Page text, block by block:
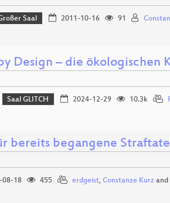
Saal 2011-10-16 91
Design – die ökologischen
Saal GLITCH 2024-12-29 10.3k
bereits begangene
08-18 455 erdgeist, Constanze Kurzand